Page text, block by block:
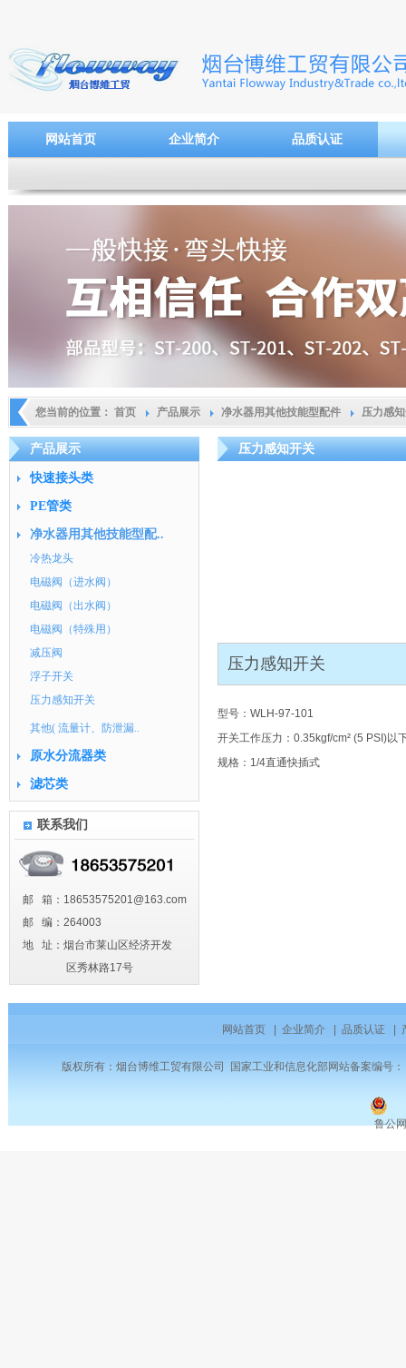
网站首页 企业简介 品质认证
您当前的位置： 首页 产品展示 净水器用其他技能型配件 压力感
产品展示
快速接头类
PE管类
净水器用其他技能型配..
冷热龙头
电磁阀（进水阀）
电磁阀（出水阀）
电磁阀（特殊用）
减压阀
浮子开关
压力感知开关
其他( 流量计、防泄漏..
原水分流器类
滤芯类
联系我们
邮 箱：18653575201@163.com
邮 编：264003
地 址：烟台市莱山区经济开发
区秀林路17号
压力感知开关
压力感知开关
型号：WLH-97-101
开关工作压力：0.35kgf/cm² (5 PSI)以
规格：1/4直通快插式
网站首页| 企业简介| 品质认证|
版权所有：烟台博维工贸有限公司 国家工业和信息化部网站备案编号：
鲁公